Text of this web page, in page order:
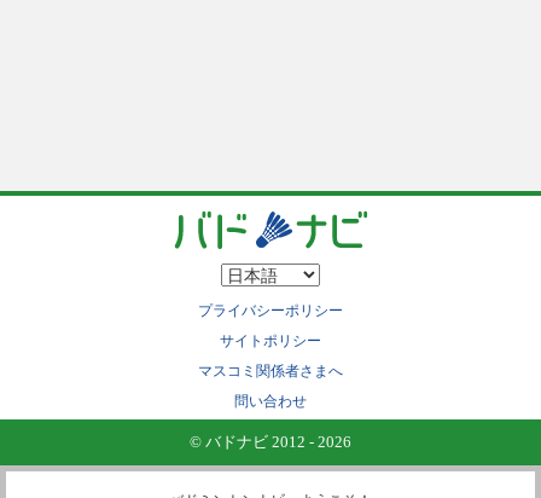
プライバシーポリシー
サイトポリシー
マスコミ関係者さまへ
問い合わせ
© バドナビ 2012 - 2026